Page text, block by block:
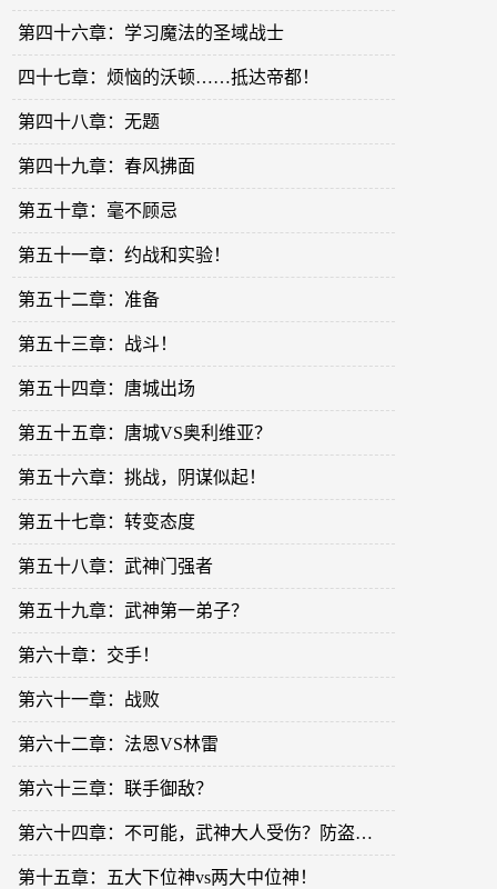
第四十六章：学习魔法的圣域战士
四十七章：烦恼的沃顿……抵达帝都！
第四十八章：无题
第四十九章：春风拂面
第五十章：毫不顾忌
第五十一章：约战和实验！
第五十二章：准备
第五十三章：战斗！
第五十四章：唐城出场
第五十五章：唐城VS奥利维亚？
第五十六章：挑战，阴谋似起！
第五十七章：转变态度
第五十八章：武神门强者
第五十九章：武神第一弟子？
第六十章：交手！
第六十一章：战败
第六十二章：法恩VS林雷
第六十三章：联手御敌？
第六十四章：不可能，武神大人受伤？防盗开启一个小时！
第十五章：五大下位神vs两大中位神！